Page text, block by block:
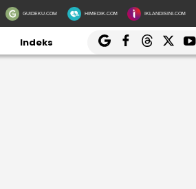
GUIDEKU.COM HIMEDIK.COM IKLANDISINI.COM
Indeks